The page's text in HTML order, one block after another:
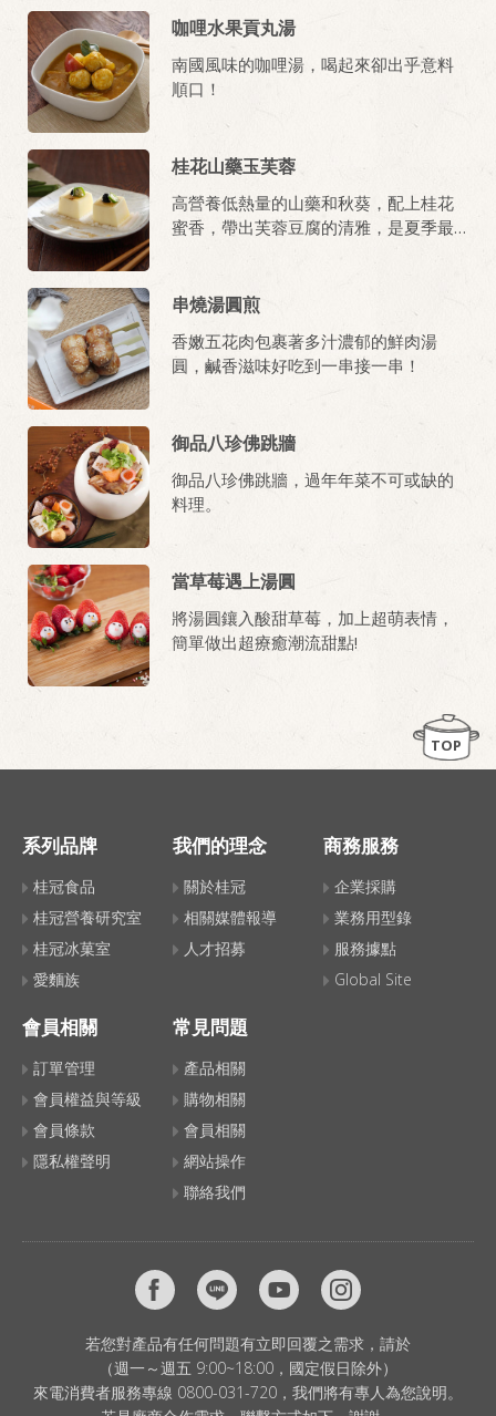
咖哩水果貢丸湯
南國風味的咖哩湯，喝起來卻出乎意料
順口！
桂花山藥玉芙蓉
高營養低熱量的山藥和秋葵，配上桂花
蜜香，帶出芙蓉豆腐的清雅，是夏季最
串燒湯圓煎
香嫩五花肉包裹著多汁濃郁的鮮肉湯
圓，鹹香滋味好吃到一串接一串！
御品八珍佛跳牆
御品八珍佛跳牆，過年年菜不可或缺的
料理。
當草莓遇上湯圓
將湯圓鑲入酸甜草莓，加上超萌表情，
簡單做出超療癒潮流甜點!
TOP
系列品牌
桂冠食品
桂冠營養研究室
桂冠冰菓室
愛麵族
我們的理念
關於桂冠
相關媒體報導
人才招募
商務服務
企業採購
業務用型錄
服務據點
Global Site
會員相關
訂單管理
會員權益與等級
會員條款
隱私權聲明
常見問題
產品相關
購物相關
會員相關
網站操作
聯絡我們
若您對產品有任何問題有立即回覆之需求，請於
（週一～週五 9:00~18:00，國定假日除外）
來電消費者服務專線 0800-031-720，我們將有專人為您說明。